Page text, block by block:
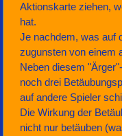
Aktionskarte ziehen,
hat.
Je nachdem, was auf
zugunsten von einem
Neben diesem
noch drei
auf andere Spieler
Die Wirkung der
nicht nur betäuben